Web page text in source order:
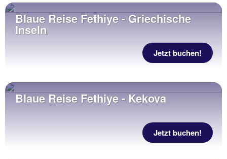
Blaue Reise Fethiye - Griechische
Inseln
Jetzt buchen!
Blaue Reise Fethiye - Kekova
Jetzt buchen!